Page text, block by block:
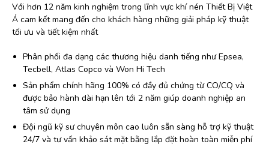
Với hơn 12 năm kinh nghiệm trong lĩnh vực khí nén Thiết Bị Việt
Á cam kết mang đến cho khách hàng những giải pháp kỹ thuật
tối ưu và tiết kiệm nhất
Phân phối đa dạng các thương hiệu danh tiếng như Epsea,
Tecbell, Atlas Copco và Won Hi Tech
Sản phẩm chính hãng 100% có đầy đủ chứng từ CO/CQ và
được bảo hành dài hạn lên tới 2 năm giúp doanh nghiệp an
tâm sử dụng
Đội ngũ kỹ sư chuyên môn cao luôn sẵn sàng hỗ trợ kỹ thuật
24/7 và tư vấn khảo sát mặt bằng lắp đặt hoàn toàn miễn phí